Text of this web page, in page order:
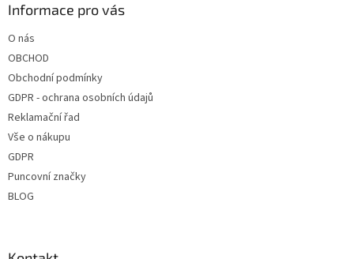
Informace pro vás
O nás
OBCHOD
Obchodní podmínky
GDPR - ochrana osobních údajů
Reklamační řad
Vše o nákupu
GDPR
Puncovní značky
BLOG